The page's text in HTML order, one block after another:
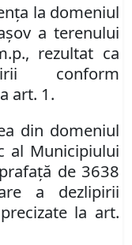
la domeniul
a terenului
rezultat ca
conform
art. 1.
din domeniul
al Municipiului
de 3638
a dezlipirii
la art.